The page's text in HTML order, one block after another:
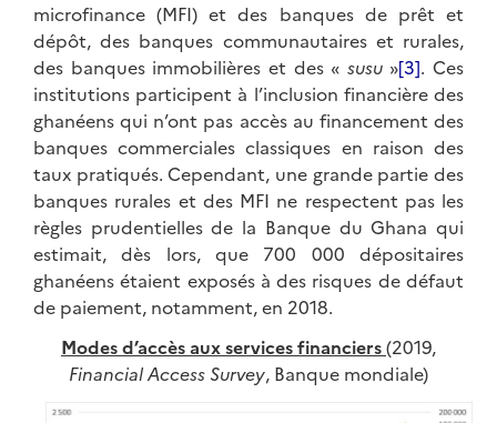
microfinance (MFI) et des banques de prêt et
dépôt, des banques communautaires et rurales,
des banques immobilières et des « susu»[3]. Ces
institutions participent à l’inclusion financière des
ghanéens qui n’ont pas accès au financement des
banques commerciales classiques en raison des
taux pratiqués. Cependant, une grande partie des
banques rurales et des MFI ne respectent pas les
règles prudentielles de la Banque du Ghana qui
estimait, dès lors, que 700 000 dépositaires
ghanéens étaient exposés à des risques de défaut
de paiement, notamment, en 2018.
Modes d’accès aux services financiers(2019,
Financial Access Survey, Banque mondiale)